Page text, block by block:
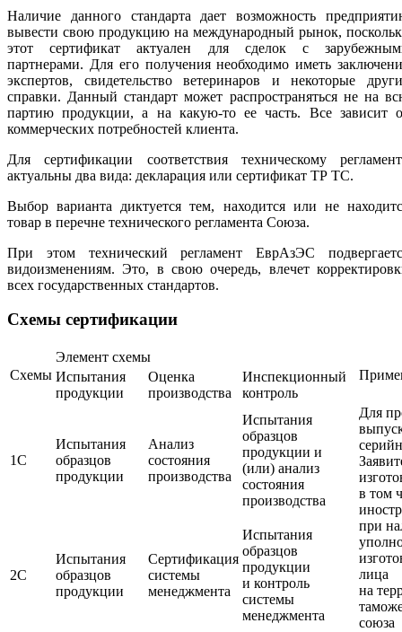
Наличие данного стандарта дает возможность
вывести свою продукцию на международный рынок,
этот сертификат актуален для сделок с
партнерами. Для его получения необходимо иметь
экспертов, свидетельство ветеринаров и некоторые
справки. Данный стандарт может распространяться не на
партию продукции, а на какую-то ее часть. Все зависит
коммерческих потребностей клиента.
Для сертификации соответствия техническому
актуальны два вида: декларация или сертификат ТР ТС.
Выбор варианта диктуется тем, находится или не
товар в перечне технического регламента Союза.
При этом технический регламент ЕврАзЭС
видоизменениям. Это, в свою очередь, влечет
всех государственных стандартов.
Схемы сертификации
Схемы
Элемент схемы
Испытания
продукции
Оценка
производства
Инспекционный
контроль
1С
Испытания
образцов
продукции
Анализ
состояния
производства
Испытания
образцов
продукции и
(или) анализ
состояния
производства
Для
в том
при
лица
на
союза
2С
Испытания
образцов
продукции
Сертификация
системы
менеджмента
Испытания
образцов
продукции
и контроль
системы
менеджмента